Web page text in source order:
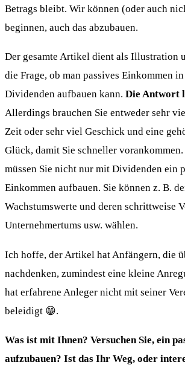
Betrags bleibt. Wir können (oder auch
beginnen, auch das abzubauen.
Der gesamte Artikel dient als Illustration
die Frage, ob man passives Einkommen
Dividenden aufbauen kann. Die Antwort
Allerdings brauchen Sie entweder sehr
Zeit oder sehr viel Geschick und eine
Glück, damit Sie schneller
müssen Sie nicht nur mit Dividenden ein
Einkommen aufbauen. Sie können z. B.
Wachstumswerte und deren schrittweise
Unternehmertums usw. wählen.
Ich hoffe, der Artikel hat Anfängern, die
nachdenken, zumindest eine kleine
hat erfahrene Anleger nicht mit seiner
beleidigt 😁.
Was ist mit Ihnen? Versuchen Sie, ein
aufzubauen? Ist das Ihr Weg, oder